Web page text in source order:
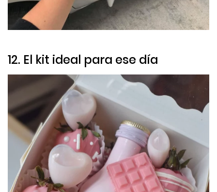
12. El kit ideal para ese día